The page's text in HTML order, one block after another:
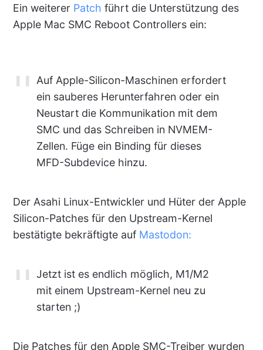
Ein weiterer Patch führt die Unterstützung des
Apple Mac SMC Reboot Controllers ein:
Auf Apple-Silicon-Maschinen erfordert
ein sauberes Herunterfahren oder ein
Neustart die Kommunikation mit dem
SMC und das Schreiben in NVMEM-
Zellen. Füge ein Binding für dieses
MFD-Subdevice hinzu.
Der Asahi Linux-Entwickler und Hüter der Apple
Silicon-Patches für den Upstream-Kernel
bestätigte bekräftigte auf Mastodon:
Jetzt ist es endlich möglich, M1/M2
mit einem Upstream-Kernel neu zu
starten ;)
Die Patches für den Apple SMC-Treiber wurden